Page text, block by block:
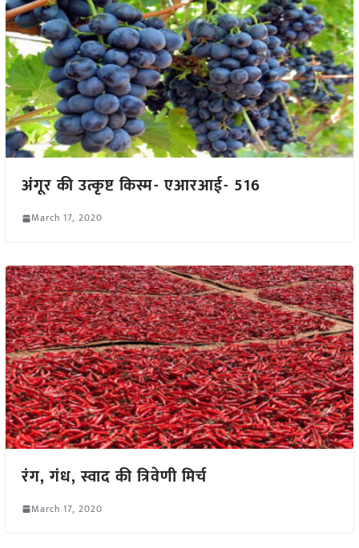
अंगूर की उत्कृष्ट किस्म- एआरआई- 516
March 17, 2020
रंग, गंध, स्वाद की त्रिवेणी मिर्च
March 17, 2020